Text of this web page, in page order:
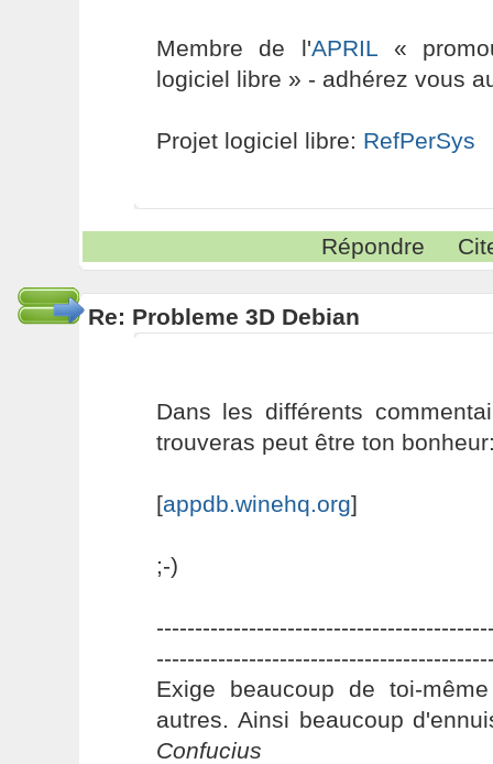
Membre de l'APRIL «
logiciel libre » - adhérez vous
Projet logiciel libre: RefPerSys
Répondre
Re: Probleme 3D Debian
Dans les différents
trouveras peut être ton
[appdb.winehq.org]
;-)
Exige beaucoup de toi-
autres. Ainsi beaucoup
Confucius